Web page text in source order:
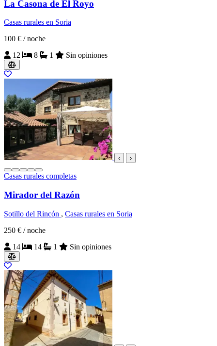
La Casona de El Royo
Casas rurales en Soria
100 € / noche
12
8 1 Sin opiniones
‹ ›
Casas rurales completas
Mirador del Razón
Sotillo del Rincón , Casas rurales en Soria
250 € / noche
14
14 1 Sin opiniones